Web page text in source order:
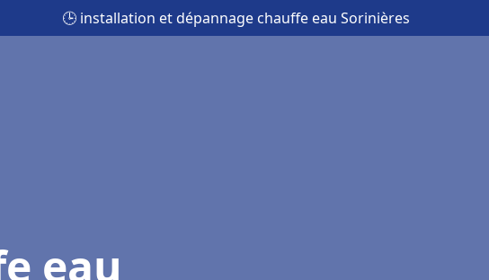
🕒 installation et dépannage chauffe eau Sorinières
eau